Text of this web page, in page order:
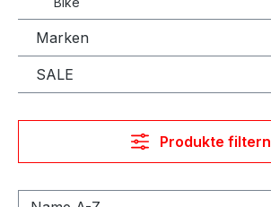
Marken
SALE
Produkte filtern